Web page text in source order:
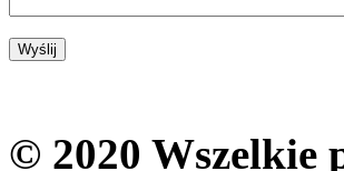
© 2020 Wszelkie